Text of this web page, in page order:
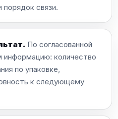
связи.
По согласованной
информацию: количество
по упаковке,
к следующему